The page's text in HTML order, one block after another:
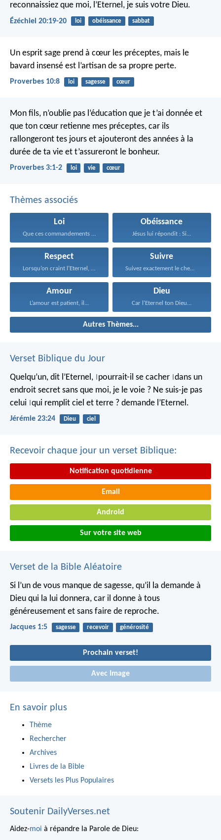
reconnaissiez que moi, l’Eternel, je suis votre Dieu.
Ézéchiel 20:19-20 loi obéissance sabbat
Un esprit sage prend à cœur les préceptes, mais le
bavard insensé est l’artisan de sa propre perte.
Proverbes 10:8 loi sagesse cœur
Mon fils, n’oublie pas l’éducation que je t’ai donnée et
que ton cœur retienne mes préceptes, car ils
rallongeront tes jours et ajouteront des années à la
durée de ta vie et t’assureront le bonheur.
Proverbes 3:1-2 loi vie cœur
Thèmes associés
Loi
Que ces commandements que...
Obéissance
Jésus lui répondit : Si...
Respect
Lorsqu’on craint l’Eternel, on...
Suivre
Suivez exactement le chemin...
Amour
L’amour est patient, il...
Dieu
Car l’Eternel ton Dieu...
Autres Thèmes...
Verset Biblique du Jour
Quelqu’un, dit l’Eternel, pourrait-il se cacher dans un
endroit secret sans que moi, je le voie ? Ne suis-je pas
celui qui remplit ciel et terre ? demande l’Eternel.
Jérémie 23:24 Dieu ciel
Recevoir chaque jour un verset Biblique:
Notification quotidienne
Email
Android
Sur votre site web
Verset de la Bible Aléatoire
Si l’un de vous manque de sagesse, qu’il la demande à
Dieu qui la lui donnera, car il donne à tous
généreusement et sans faire de reproche.
Jacques 1:5 sagesse recevoir générosité
Prochain verset!
Avec Image
En savoir plus
Thème
Rechercher
Archives
Livres de la Bible
Versets les Plus Populaires
Soutenir DailyVerses.net
Aidez-moi à répandre la Parole de Dieu: